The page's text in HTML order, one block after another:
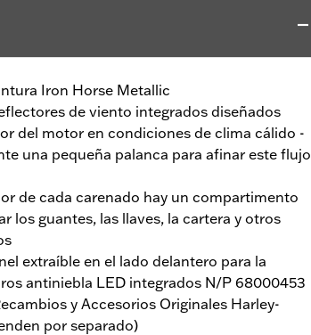
Iron Horse Metallic
de viento integrados diseñados
del motor en condiciones de clima cálido -
una pequeña palanca para afinar este flujo
de cada carenado hay un compartimento
los guantes, las llaves, la cartera y otros
extraíble en el lado delantero para la
antiniebla LED integrados N/P 68000453
y Accesorios Originales Harley-
por separado)